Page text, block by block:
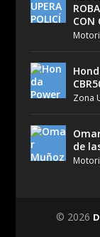
CON
Zona
de
© 2026